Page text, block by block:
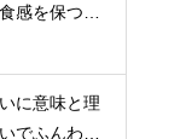
感を保つ裏
に意味と理
でふんわり